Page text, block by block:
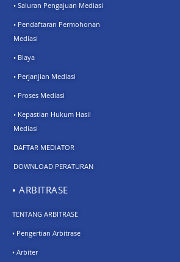
• Saluran Pengajuan Mediasi
• Pendaftaran Permohonan
Mediasi
• Biaya
• Perjanjian Mediasi
• Proses Mediasi
• Kepastian Hukum Hasil
Mediasi
DAFTAR MEDIATOR
DOWNLOAD PERATURAN
• ARBITRASE
TENTANG ARBITRASE
• Pengertian Arbitrase
• Arbiter